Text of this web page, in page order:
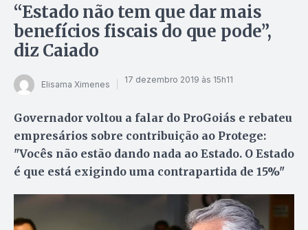
“Estado não tem que dar mais
benefícios fiscais do que pode”,
diz Caiado
Elisama Ximenes 17 dezembro 2019 às 15h11
Governador voltou a falar do ProGoiás e rebateu
empresários sobre contribuição ao Protege:
"Vocês não estão dando nada ao Estado. O Estado
é que está exigindo uma contrapartida de 15%"